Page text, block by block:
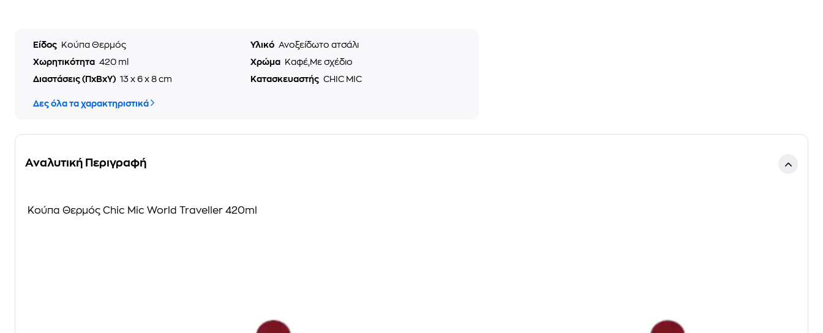
Είδος Κούπα Θερμός Υλικό Ανοξείδωτο ατσάλι
Χωρητικότητα 420 ml Χρώμα
Καφέ,Με σχέδιο
Διαστάσεις (ΠxΒxΥ) 13 x 6 x 8 cm Κατασκευαστής CHIC MIC
Δες όλα τα χαρακτηριστικά
Αναλυτική Περιγραφή
Κούπα Θερμός Chic Mic World Traveller 420ml